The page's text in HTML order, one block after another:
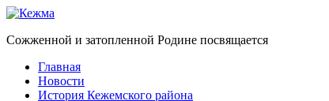
Сожженной и затопленной Родине посвящается
Главная
Новости
История Кежемского района